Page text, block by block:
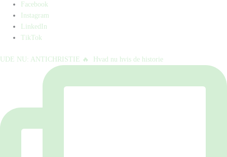
Facebook
Instagram
LinkedIn
TikTok
UDE NU: ANTICHRISTIE 🔥⁠ ⁠ Hvad nu hvis de historie